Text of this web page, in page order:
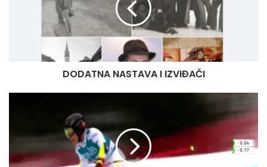
DODATNA NASTAVA I IZVIĐAČI
osvojila
mjesto